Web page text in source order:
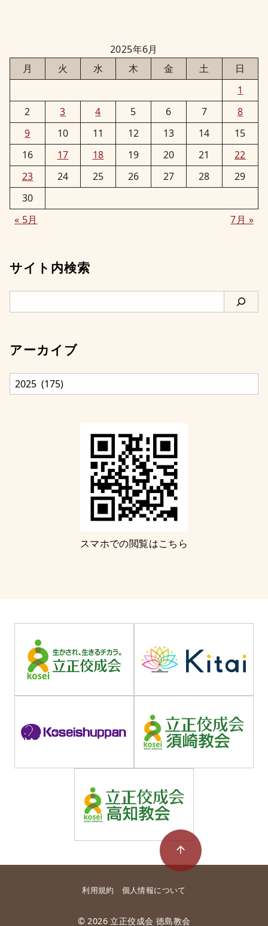
2025年6月
月
火 水 木 金 土
日
1
2
3 4 5 6 7
8
9
10 11 12 13 14
15
16
17 18 19 20 21
22
23
24 25 26 27 28
29
30
« 5月
7月 »
サイト内検索
索
アーカイブ
スマホでの閲覧はこちら
利用規約 個人情報について
© 2026 立正佼成会 徳島教会